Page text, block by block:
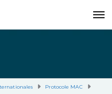
Protocole MAC